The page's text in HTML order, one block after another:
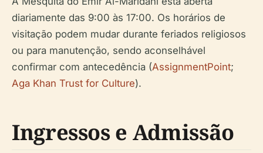
diariamente das 9:00 às 17:00. Os horários de
visitação podem mudar durante feriados religiosos
ou para manutenção, sendo aconselhável
confirmar com antecedência (AssignmentPoint;
Aga Khan Trust for Culture).
Ingressos e Admissão